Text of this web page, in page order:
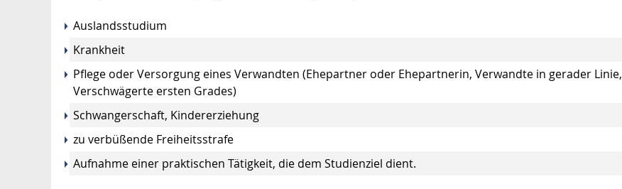
Auslandsstudium
Krankheit
Pflege oder Versorgung eines Verwandten (Ehepartner oder Ehepartnerin, Verwandte in gerader Linie,
Verschwägerte ersten Grades)
Schwangerschaft, Kindererziehung
zu verbüßende Freiheitsstrafe
Aufnahme einer praktischen Tätigkeit, die dem Studienziel dient.